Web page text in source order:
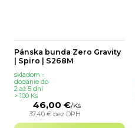
Pánska bunda Zero Gravity
| Spiro | S268M
46,00 €/Ks
37,40 € bez DPH
skladom -
dodanie do
2 až 5 dní
> 100 Ks